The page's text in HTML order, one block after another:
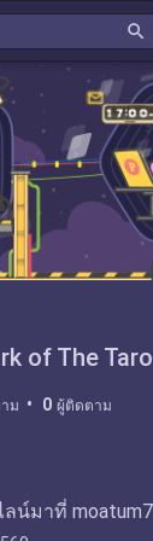
search
of The Taro
ม 0 ผู้ติดตาม